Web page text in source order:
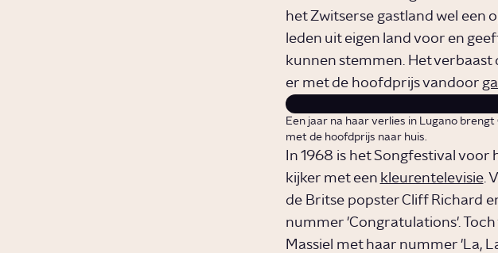
het Zwitserse gastland wel een
leden uit eigen land voor en
kunnen stemmen. Het verbaast
er met de hoofdprijs vandoor
Een jaar na haar verlies in Lugano
met de hoofdprijs naar huis.
In 1968 is het Songfestival
kijker met een kleurentelevisie.
de Britse popster Cliff Richard
nummer 'Congratulations'.
Massiel met haar nummer 'La,